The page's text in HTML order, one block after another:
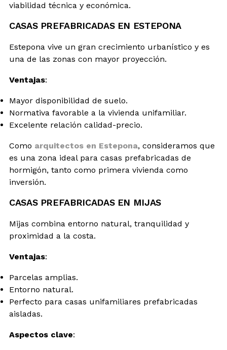
viabilidad técnica y económica.
CASAS PREFABRICADAS EN ESTEPONA
Estepona vive un gran crecimiento urbanístico y es
una de las zonas con mayor proyección.
Ventajas:
Mayor disponibilidad de suelo.
Normativa favorable a la vivienda unifamiliar.
Excelente relación calidad-precio.
Como arquitectos en Estepona, consideramos que
es una zona ideal para casas prefabricadas de
hormigón, tanto como primera vivienda como
inversión.
CASAS PREFABRICADAS EN MIJAS
Mijas combina entorno natural, tranquilidad y
proximidad a la costa.
Ventajas:
Parcelas amplias.
Entorno natural.
Perfecto para casas unifamiliares prefabricadas
aisladas.
Aspectos clave: